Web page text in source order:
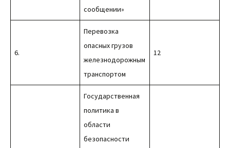
сообщении»
6.
Перевозка
опасных грузов
железнодорожным
транспортом
12
Государственная
политика в
области
безопасности